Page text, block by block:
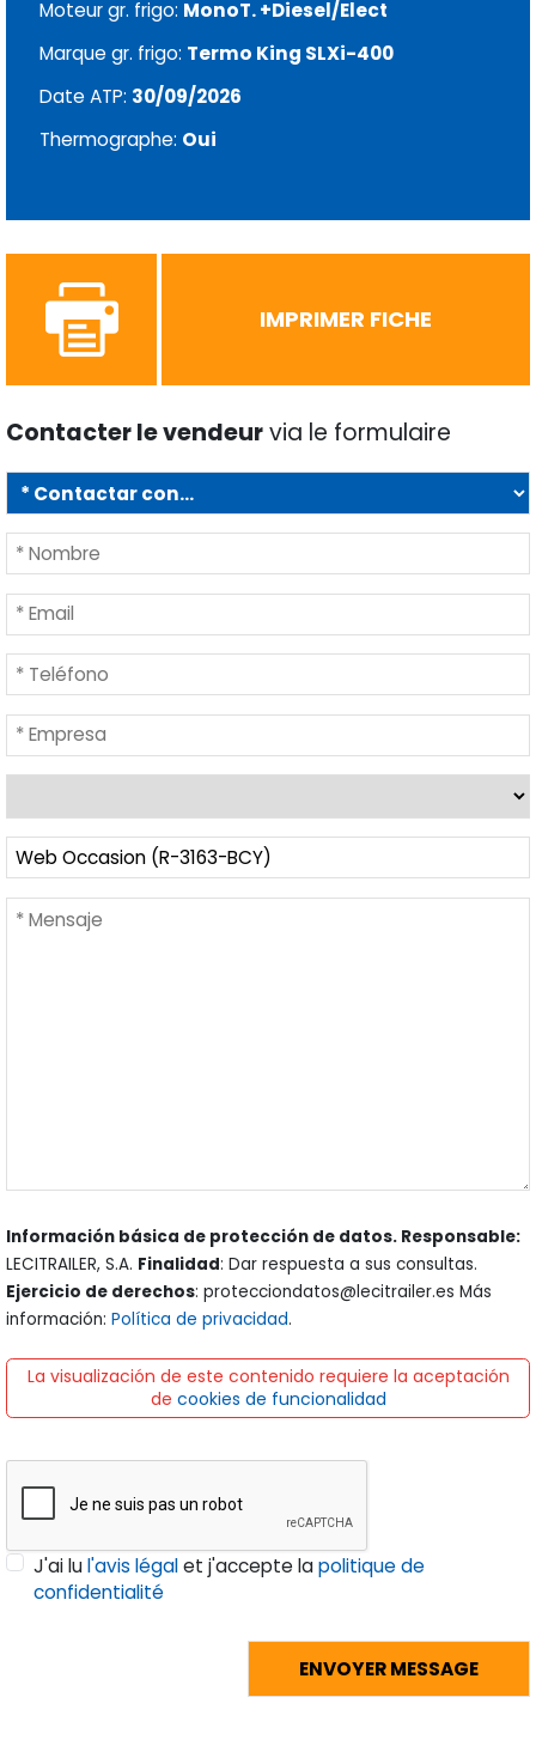
Moteur gr. frigo: MonoT. +Diesel/Elect
Marque gr. frigo: Termo King SLXi-400
Date ATP: 30/09/2026
Thermographe: Oui
IMPRIMER FICHE
Contacter le vendeurvia le formulaire
Información básica de protección de datos. Responsable:
LECITRAILER, S.A. Finalidad: Dar respuesta a sus consultas.
Ejercicio de derechos: protecciondatos@lecitrailer.es Más
información: Política de privacidad.
La visualización de este contenido requiere la aceptación
de cookies de funcionalidad
J'ai lul'avis légalet j'accepte lapolitique de
confidentialité